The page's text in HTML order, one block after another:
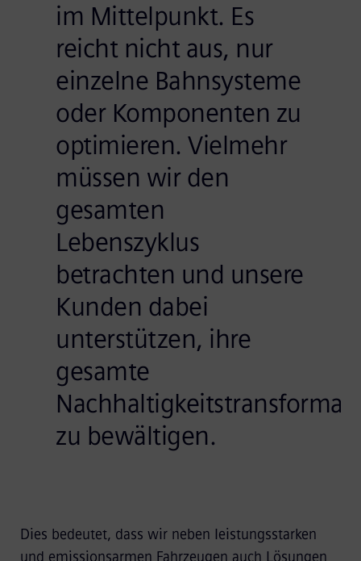
im Mittelpunkt. Es
reicht nicht aus, nur
einzelne Bahnsysteme
oder Komponenten zu
optimieren. Vielmehr
müssen wir den
gesamten
Lebenszyklus
betrachten und unsere
Kunden dabei
unterstützen, ihre
gesamte
zu bewältigen.
Dies bedeutet, dass wir neben leistungsstarken
und emissionsarmen Fahrzeugen auch Lösungen